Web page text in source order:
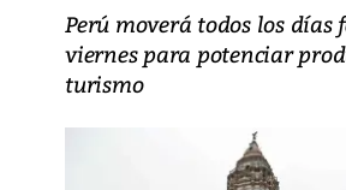
Perú moverá todos los días
viernes para potenciar
turismo